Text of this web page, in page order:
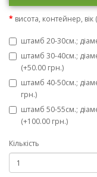
висота, контейнер, вік
штамб 20-30см.;
штамб 30-40см.;
(+50.00 грн.)
штамб 40-50см.;
грн.)
штамб 50-55см.;
(+100.00 грн.)
Кількість